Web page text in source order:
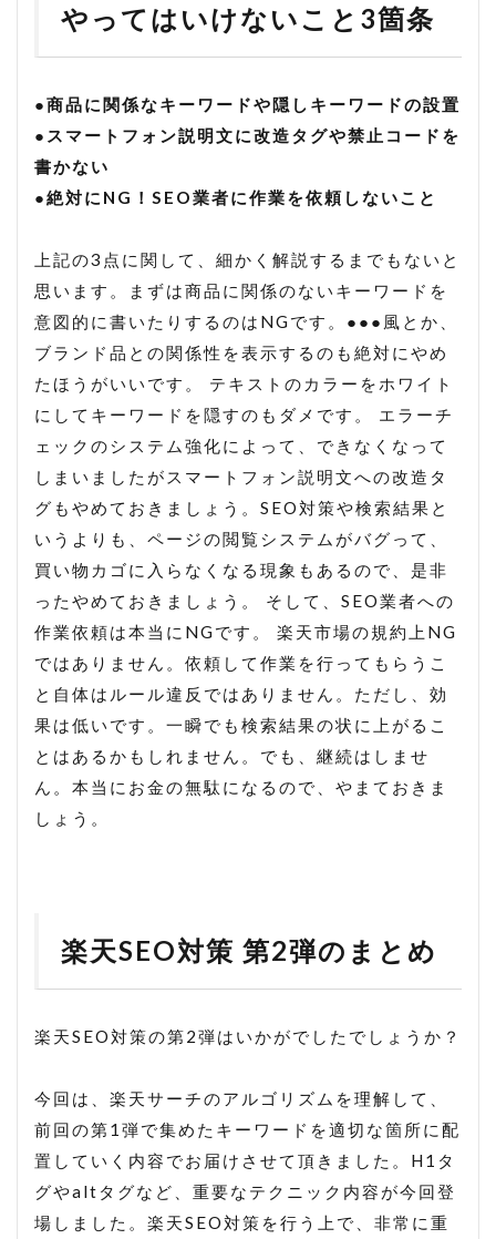
やってはいけないこと3箇条
●商品に関係なキーワードや隠しキーワードの設置
●スマートフォン説明文に改造タグや禁止コードを
書かない
●絶対にNG！SEO業者に作業を依頼しないこと
上記の3点に関して、細かく解説するまでもないと
思います。まずは商品に関係のないキーワードを
意図的に書いたりするのはNGです。●●●風とか、
ブランド品との関係性を表示するのも絶対にやめ
たほうがいいです。 テキストのカラーをホワイト
にしてキーワードを隠すのもダメです。 エラーチ
ェックのシステム強化によって、できなくなって
しまいましたがスマートフォン説明文への改造タ
グもやめておきましょう。SEO対策や検索結果と
いうよりも、ページの閲覧システムがバグって、
買い物カゴに入らなくなる現象もあるので、是非
ったやめておきましょう。 そして、SEO業者への
作業依頼は本当にNGです。 楽天市場の規約上NG
ではありません。依頼して作業を行ってもらうこ
と自体はルール違反ではありません。ただし、効
果は低いです。一瞬でも検索結果の状に上がるこ
とはあるかもしれません。でも、継続はしませ
ん。本当にお金の無駄になるので、やまておきま
しょう。
楽天SEO対策 第2弾のまとめ
楽天SEO対策の第2弾はいかがでしたでしょうか？
今回は、楽天サーチのアルゴリズムを理解して、
前回の第1弾で集めたキーワードを適切な箇所に配
置していく内容でお届けさせて頂きました。H1タ
グやaltタグなど、重要なテクニック内容が今回登
場しました。楽天SEO対策を行う上で、非常に重